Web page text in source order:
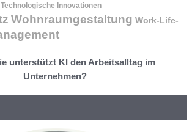
Technologische Innovationen
Wohnraumgestaltung Work-Life-
unterstützt KI den Arbeitsalltag im
Unternehmen?